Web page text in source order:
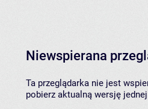
Niewspierana
Ta przeglądarka nie jest
pobierz aktualną wersję